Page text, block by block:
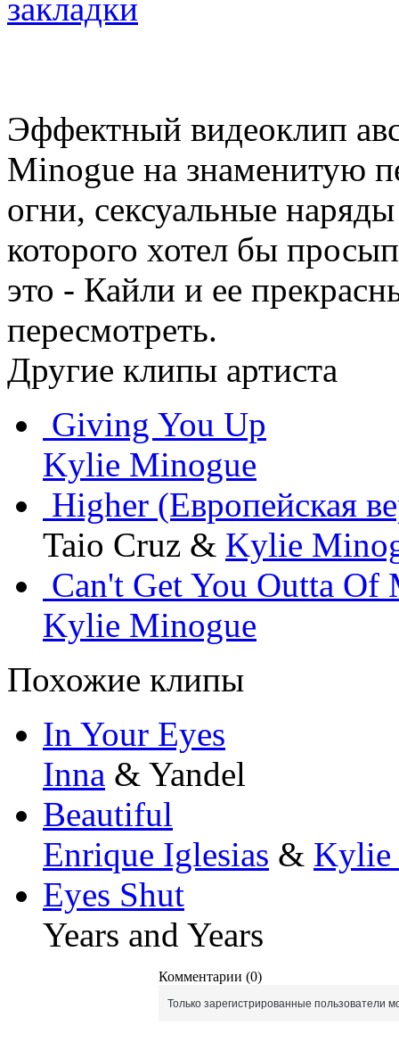
Эффектный видеоклип
Minogue на знаменитую
огни, сексуальные
которого хотел бы
это - Кайли и ее
пересмотреть.
Другие клипы артиста
Giving You Up
Kylie Minogue
Higher (Европейская
Taio Cruz & Kylie
Can't Get You Outta Of
Kylie Minogue
Похожие клипы
In Your Eyes
Inna & Yandel
Beautiful
Enrique Iglesias & Kylie
Eyes Shut
Years and Years
Комментарии (0)
Только зарегистрированные пользователи